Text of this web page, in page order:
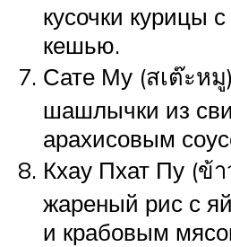
кусочки курицы
кешью.
Сате Му (สเต๊ะหมู
шашлычки из
арахисовым
Кхау Пхат Пу (ข้
жареный рис с
и крабовым